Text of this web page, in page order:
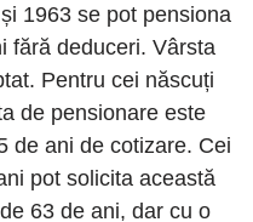
1963 se pot pensiona
fără deduceri. Vârsta
Pentru cei născuți
de pensionare este
de ani de cotizare. Cei
pot solicita această
63 de ani, dar cu o